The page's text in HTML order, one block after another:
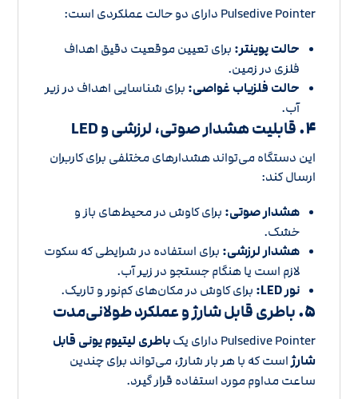
Pulsedive Pointer دارای دو حالت عملکردی است:
حالت پوینتر: برای تعیین موقعیت دقیق اهداف
فلزی در زمین.
حالت فلزیاب غواصی: برای شناسایی اهداف در زیر
آب.
۴. قابلیت هشدار صوتی، لرزشی و LED
این دستگاه می‌تواند هشدارهای مختلفی برای کاربران
ارسال کند:
هشدار صوتی: برای کاوش در محیط‌های باز و
خشک.
هشدار لرزشی: برای استفاده در شرایطی که سکوت
لازم است یا هنگام جستجو در زیر آب.
نور LED: برای کاوش در مکان‌های کم‌نور و تاریک.
۵. باطری قابل شارژ و عملکرد طولانی‌مدت
Pulsedive Pointer دارای یک
باطری لیتیوم یونی قابل
شارژاست که با هر بار شارژ، می‌تواند برای چندین
ساعت مداوم مورد استفاده قرار گیرد.